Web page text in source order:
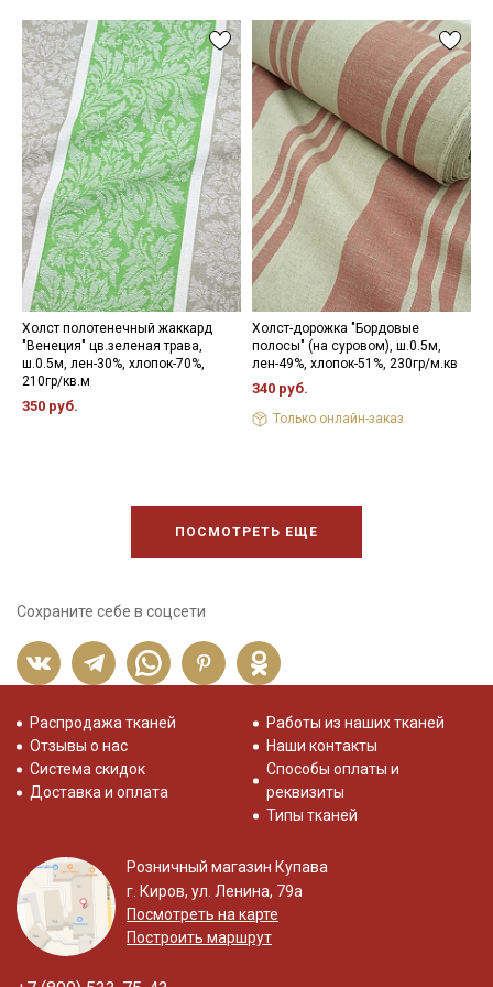
Холст полотенечный жаккард
"Венеция" цв.зеленая трава,
ш.0.5м, лен-30%, хлопок-70%,
210гр/кв.м
350 руб.
Холст-дорожка "Бордовые
полосы" (на суровом), ш.0.5м,
лен-49%, хлопок-51%, 230гр/м.кв
340 руб.
Только онлайн-заказ
ПОСМОТРЕТЬ ЕЩЕ
Сохраните себе в соцсети
Распродажа тканей
Отзывы о нас
Система скидок
Доставка и оплата
Работы из наших тканей
Наши контакты
Способы оплаты и
реквизиты
Типы тканей
Розничный магазин Купава
г. Киров, ул. Ленина, 79а
Посмотреть на карте
Построить маршрут